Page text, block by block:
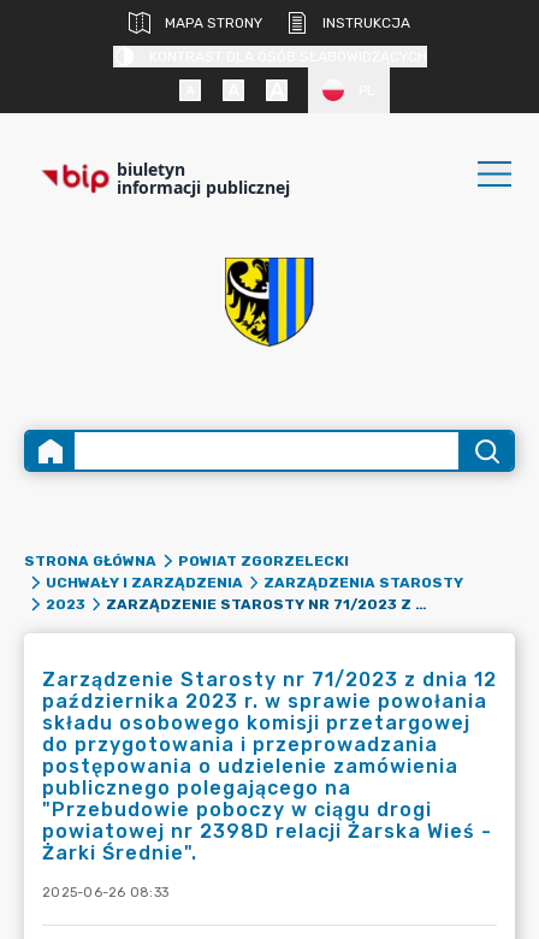
MAPA STRONY
INSTRUKCJA
biuletyn
informacji publicznej
STRONA GŁÓWNA
POWIAT ZGORZELECKI
UCHWAŁY I ZARZĄDZENIA
ZARZĄDZENIA STAROSTY
2023
ZARZĄDZENIE STAROSTY NR 71/2023 Z DNIA 12 PAŹDZIERNIKA 2023 R. W SPRAWIE POWOŁANIA SKŁADU OSOBOWEGO KOMISJI PRZETARGOWEJ DO PRZYGOTOWANIA I PRZEPROWADZANIA POSTĘPOWANIA O UDZIELENIE ZAMÓWIENIA PUBLICZNEGO POLEGAJĄCEGO NA "PRZEBUDOWIE POBOCZY W CIĄGU DROGI POWIATOWEJ NR 2398D RELACJI ŻARSKA WIEŚ - ŻARKI ŚREDNIE".
Zarządzenie Starosty nr 71/2023 z dnia 12
października 2023 r. w sprawie powołania
składu osobowego komisji przetargowej
do przygotowania i przeprowadzania
postępowania o udzielenie zamówienia
publicznego polegającego na
"Przebudowie poboczy w ciągu drogi
powiatowej nr 2398D relacji Żarska Wieś -
Żarki Średnie".
2025-06-26 08:33